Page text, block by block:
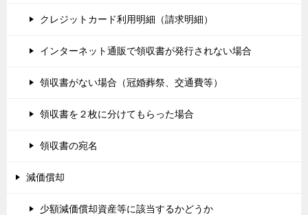
クレジットカード利用明細（請求明細）
インターネット通販で領収書が発行されない場合
領収書がない場合（冠婚葬祭、交通費等）
領収書を２枚に分けてもらった場合
領収書の宛名
減価償却
少額減価償却資産等に該当するかどうか